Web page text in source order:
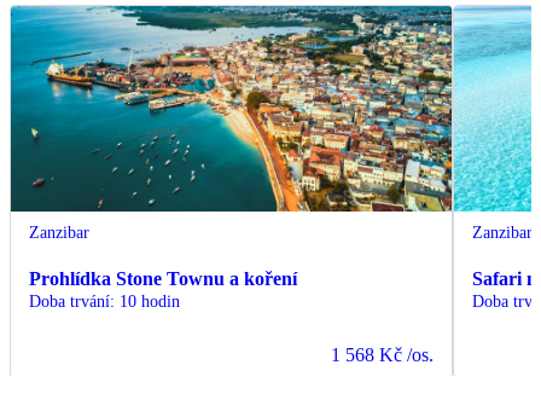
Zanzibar
Prohlídka Stone Townu a koření
Doba trvání: 10 hodin
1 568 Kč /os.
Zanzibar
Safari
Doba